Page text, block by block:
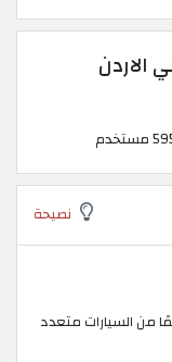
الاردن
نصيحة
من السيارات متعدد